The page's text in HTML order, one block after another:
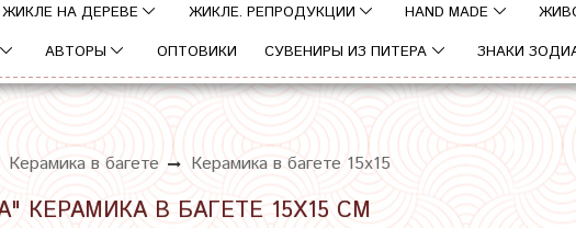
НА ДЕРЕВЕ ЖИКЛЕ. РЕПРОДУКЦИИ HAND MADE
АВТОРЫ ОПТОВИКИ СУВЕНИРЫ ИЗ ПИТЕРА ЗНАКИ
Керамика в багете Керамика в багете 15х15
КЕРАМИКА В БАГЕТЕ 15Х15 СМ